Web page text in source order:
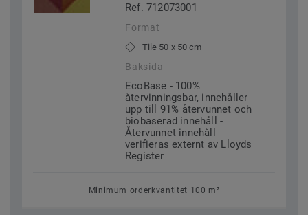
Ref. 712073001
Format
Tile 50 x 50 cm
Baksida
EcoBase - 100%
återvinningsbar, innehåller
upp till 91% återvunnet och
biobaserad innehåll -
Återvunnet innehåll
verifieras externt av Lloyds
Register
Minimum orderkvantitet 100 m²